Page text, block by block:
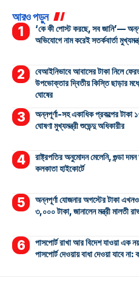
আরও পড়ুন
‘কে কী পোস্ট করছে, সব জানি’—
অভিযোগে নাম করেই সতর্কবার্তা
বেআইনিভাবে আবাসের টাকা নিলে
উপভোক্তার দ্বিতীয় কিস্তি ছাড়ার
ঘোষের
অন্নপূর্ণা-সহ একাধিক প্রকল্পের
ঘোষণা মুখ্যমন্ত্রী শুভেন্দু অধিকারীর
রাষ্ট্রপতির অনুমোদন মেলেনি, গুন্ডা
কলকাতা হাইকোর্টে
অন্নপূর্ণা যোজনার অগস্টের টাকা
৩,০০০ টাকা, জানালেন মন্ত্রী মালতী
পাসপোর্ট রাখা আর বিদেশ যাওয়া এক
পাসপোর্ট দেওয়ায় বাধা দেওয়া যাবে না: